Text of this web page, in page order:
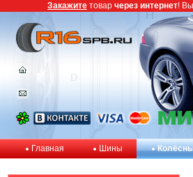
Главная Шины
Закажите товар через интернет!